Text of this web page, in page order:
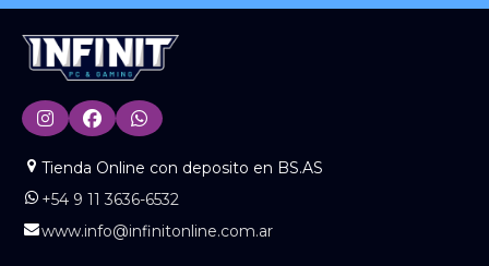
Tienda Online con deposito en BS.AS
+54 9 11 3636-6532
www.info@infinitonline.com.ar